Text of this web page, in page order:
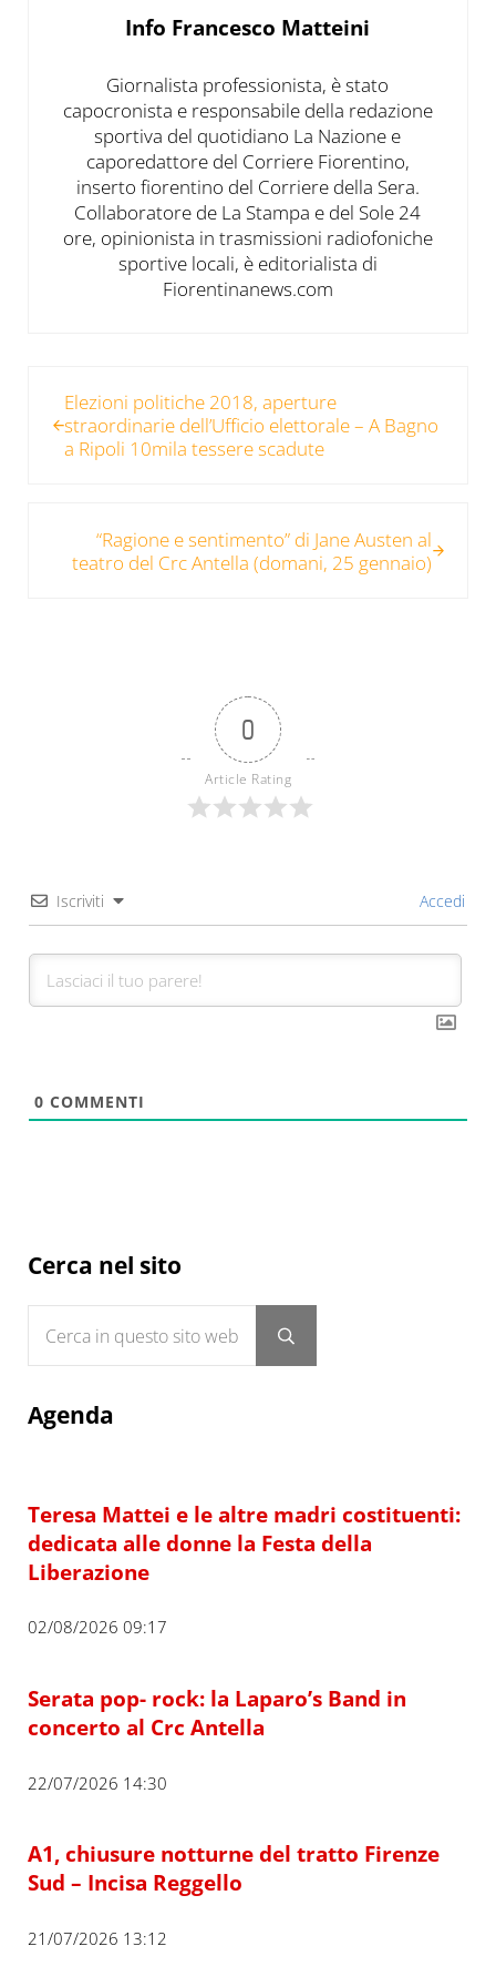
Info Francesco Matteini
Giornalista professionista, è stato
capocronista e responsabile della redazione
sportiva del quotidiano La Nazione e
caporedattore del Corriere Fiorentino,
inserto fiorentino del Corriere della Sera.
Collaboratore de La Stampa e del Sole 24
ore, opinionista in trasmissioni radiofoniche
sportive locali, è editorialista di
Fiorentinanews.com
Elezioni politiche 2018, aperture
straordinarie dell’Ufficio elettorale – A Bagno
a Ripoli 10mila tessere scadute
“Ragione e sentimento” di Jane Austen al
teatro del Crc Antella (domani, 25 gennaio)
0
Article Rating
Iscriviti Accedi
0 COMMENTI
Sidebar
Cerca nel sito
Submit search
Agenda
Teresa Mattei e le altre madri costituenti:
dedicata alle donne la Festa della
Liberazione
02/08/2026 09:17
Serata pop- rock: la Laparo’s Band in
concerto al Crc Antella
22/07/2026 14:30
A1, chiusure notturne del tratto Firenze
Sud – Incisa Reggello
21/07/2026 13:12